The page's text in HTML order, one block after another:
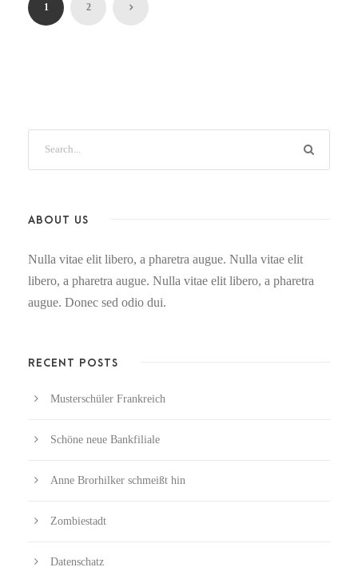
1 2
ABOUT US
Nulla vitae elit libero, a pharetra augue. Nulla vitae elit
libero, a pharetra augue. Nulla vitae elit libero, a pharetra
augue. Donec sed odio dui.
RECENT POSTS
Musterschüler Frankreich
Schöne neue Bankfiliale
Anne Brorhilker schmeißt hin
Zombiestadt
Datenschatz